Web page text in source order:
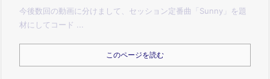
今後数回の動画に分けまして、セッション定番曲「Sunny」を題
材にして コード ...
このページを読む